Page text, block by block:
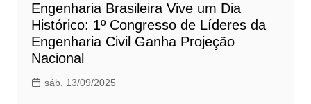
Engenharia Brasileira Vive um Dia
Histórico: 1º Congresso de Líderes da
Engenharia Civil Ganha Projeção
Nacional
sáb, 13/09/2025